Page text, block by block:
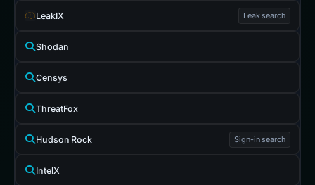
LeakIX Leak search
Shodan
Censys
ThreatFox
Hudson Rock Sign-in search
IntelX